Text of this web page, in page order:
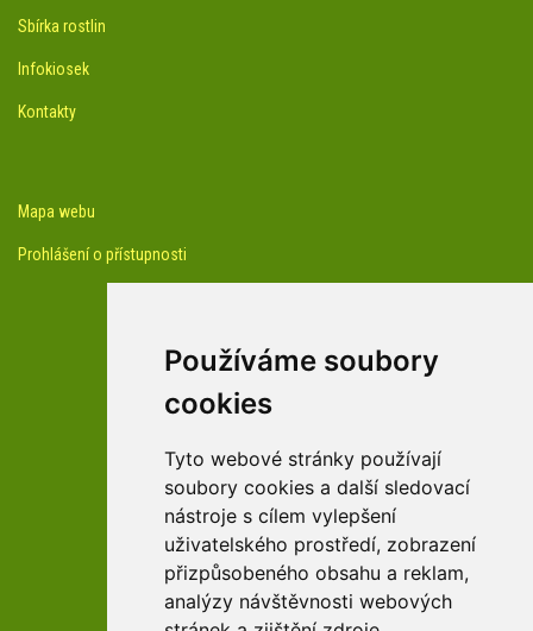
Používáme soubory
cookies
Tyto webové stránky používají
soubory cookies a další sledovací
nástroje s cílem vylepšení
uživatelského prostředí, zobrazení
přizpůsobeného obsahu a reklam,
analýzy návštěvnosti webových
Sbírka rostlin
Infokiosek
Kontakty
Mapa webu
Prohlášení o přístupnosti
Youtube kanál arboreta